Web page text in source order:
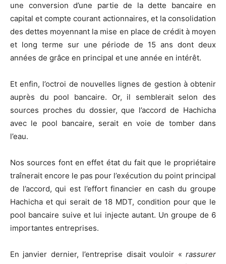
une conversion d’une partie de la dette bancaire en
capital et compte courant actionnaires, et la consolidation
des dettes moyennant la mise en place de crédit à moyen
et long terme sur une période de 15 ans dont deux
années de grâce en principal et une année en intérêt.
Et enfin, l’octroi de nouvelles lignes de gestion à obtenir
auprès du pool bancaire. Or, il semblerait selon des
sources proches du dossier, que l’accord de Hachicha
avec le pool bancaire, serait en voie de tomber dans
l’eau.
Nos sources font en effet état du fait que le propriétaire
traînerait encore le pas pour l’exécution du point principal
de l’accord, qui est l’effort financier en cash du groupe
Hachicha et qui serait de 18 MDT, condition pour que le
pool bancaire suive et lui injecte autant. Un groupe de 6
importantes entreprises.
En janvier dernier, l’entreprise disait vouloir « rassurer